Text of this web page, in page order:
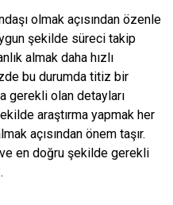
olmak açısından özenle
şekilde süreci takip
almak daha hızlı
bu durumda titiz bir
gerekli olan detayları
araştırma yapmak her
açısından önem taşır.
en doğru şekilde gerekli